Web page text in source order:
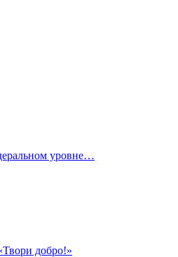
уровне…
добро!»